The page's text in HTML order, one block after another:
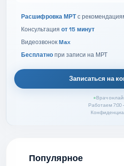
Расшифровка МРТс
Консультация от 15 минут
Видеозвонок Max
Бесплатно при записи на МРТ
Записаться на
Врач
Работаем 7:00
Популярное